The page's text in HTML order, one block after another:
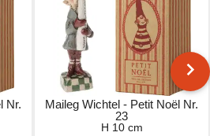
Nr.
Maileg Wichtel - Petit Noël Nr.
23
H 10 cm